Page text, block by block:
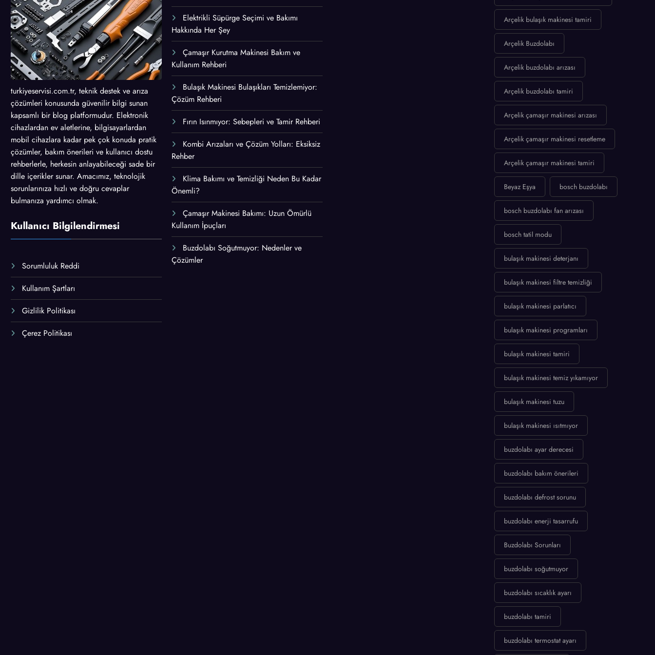
turkiyeservisi.com.tr, teknik destek ve arıza
çözümleri konusunda güvenilir bilgi sunan
kapsamlı bir blog platformudur. Elektronik
cihazlardan ev aletlerine, bilgisayarlardan
mobil cihazlara kadar pek çok konuda pratik
çözümler, bakım önerileri ve kullanıcı dostu
rehberlerle, herkesin anlayabileceği sade bir
dille içerikler sunar. Amacımız, teknolojik
sorunlarınıza hızlı ve doğru cevaplar
bulmanıza yardımcı olmak.
Kullanıcı Bilgilendirmesi
Sorumluluk Reddi
Kullanım Şartları
Gizlilik Politikası
Çerez Politikası
Elektrikli Süpürge Seçimi ve Bakımı
Hakkında Her Şey
Çamaşır Kurutma Makinesi Bakım ve
Kullanım Rehberi
Bulaşık Makinesi Bulaşıkları Temizlemiyor:
Çözüm Rehberi
Fırın Isınmıyor: Sebepleri ve Tamir Rehberi
Kombi Arızaları ve Çözüm Yolları: Eksiksiz
Rehber
Klima Bakımı ve Temizliği Neden Bu Kadar
Önemli?
Çamaşır Makinesi Bakımı: Uzun Ömürlü
Kullanım İpuçları
Buzdolabı Soğutmuyor: Nedenler ve
Çözümler
Arçelik bulaşık makinesi tamiri
Arçelik Buzdolabı
Arçelik buzdolabı arızası
Arçelik buzdolabı tamiri
Arçelik çamaşır makinesi arızası
Arçelik çamaşır makinesi resetleme
Arçelik çamaşır makinesi tamiri
Beyaz Eşya bosch buzdolabı
bosch buzdolabı fan arızası
bosch tatil modu
bulaşık makinesi deterjanı
bulaşık makinesi filtre temizliği
bulaşık makinesi parlatıcı
bulaşık makinesi programları
bulaşık makinesi tamiri
bulaşık makinesi temiz yıkamıyor
bulaşık makinesi tuzu
bulaşık makinesi ısıtmıyor
buzdolabı ayar derecesi
buzdolabı bakım önerileri
buzdolabı defrost sorunu
buzdolabı enerji tasarrufu
Buzdolabı Sorunları
buzdolabı soğutmuyor
buzdolabı sıcaklık ayarı
buzdolabı tamiri
buzdolabı termostat ayarı